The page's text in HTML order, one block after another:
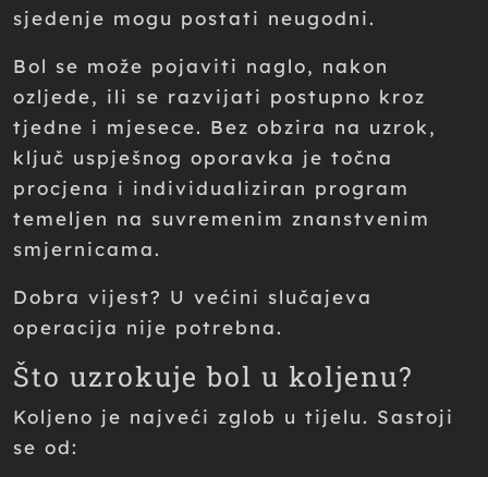
sjedenje mogu postati neugodni.
Bol se može pojaviti naglo, nakon
ozljede, ili se razvijati postupno kroz
tjedne i mjesece. Bez obzira na uzrok,
ključ uspješnog oporavka je točna
procjena i individualiziran program
temeljen na suvremenim znanstvenim
smjernicama.
Dobra vijest? U većini slučajeva
operacija nije potrebna.
Što uzrokuje bol u koljenu?
Koljeno je najveći zglob u tijelu. Sastoji
se od: